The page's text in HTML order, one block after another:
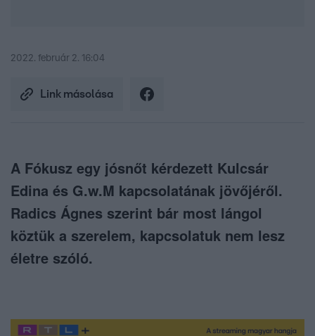
2022. február 2. 16:04
Link másolása
A Fókusz egy jósnőt kérdezett Kulcsár
Edina és G.w.M kapcsolatának jövőjéről.
Radics Ágnes szerint bár most lángol
köztük a szerelem, kapcsolatuk nem lesz
életre szóló.